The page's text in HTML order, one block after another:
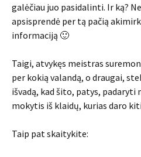
galėčiau juo pasidalinti. Ir ką?
apsisprendė per tą pačią
informaciją 🙂
Taigi, atvykęs meistras
per kokią valandą, o draugai,
išvadą, kad šito, patys, padaryti
mokytis iš klaidų, kurias daro
Taip pat skaitykite: